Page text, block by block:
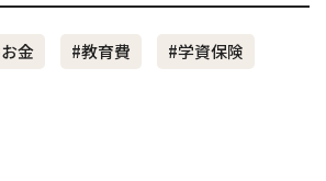
金 #教育費
#学資保険